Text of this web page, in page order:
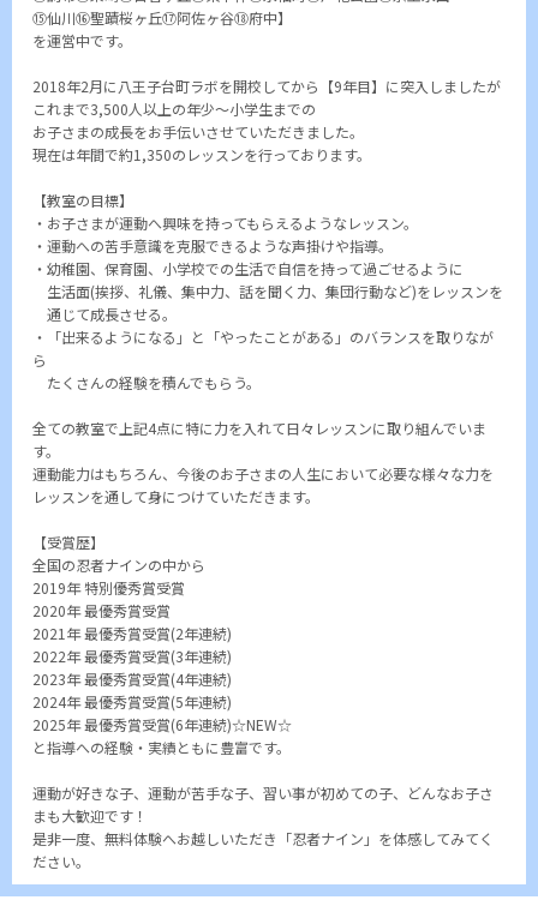
⑮仙川⑯聖蹟桜ヶ丘⑰阿佐ヶ谷⑱府中】
を運営中です。
2018年2月に八王子台町ラボを開校してから【9年目】に突入しましたが
これまで3,500人以上の年少～小学生までの
お子さまの成長をお手伝いさせていただきました。
現在は年間で約1,350のレッスンを行っております。
【教室の目標】
・お子さまが運動へ興味を持ってもらえるようなレッスン。
・運動への苦手意識を克服できるような声掛けや指導。
・幼稚園、保育園、小学校での生活で自信を持って過ごせるように
生活面(挨拶、礼儀、集中力、話を聞く力、集団行動など)をレッスンを
通じて成長させる。
・「出来るようになる」と「やったことがある」のバランスを取りなが
ら
たくさんの経験を積んでもらう。
全ての教室で上記4点に特に力を入れて日々レッスンに取り組んでいま
す。
運動能力はもちろん、今後のお子さまの人生において必要な様々な力を
レッスンを通して身につけていただきます。
【受賞歴】
全国の忍者ナインの中から
2019年 特別優秀賞受賞
2020年 最優秀賞受賞
2021年 最優秀賞受賞(2年連続)
2022年 最優秀賞受賞(3年連続)
2023年 最優秀賞受賞(4年連続)
2024年 最優秀賞受賞(5年連続)
2025年 最優秀賞受賞(6年連続)☆NEW☆
と指導への経験・実績ともに豊富です。
運動が好きな子、運動が苦手な子、習い事が初めての子、どんなお子さ
まも大歓迎です！
是非一度、無料体験へお越しいただき「忍者ナイン」を体感してみてく
ださい。